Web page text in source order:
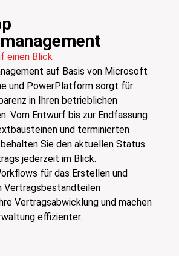
einen Blick
auf Basis von Microsoft
und PowerPlatform sorgt für
in Ihren betrieblichen
Vom Entwurf bis zur Endfassung
und terminierten
Sie den aktuellen Status
jederzeit im Blick.
für das Erstellen und
Vertragsbestandteilen
Vertragsabwicklung und machen
effizienter.